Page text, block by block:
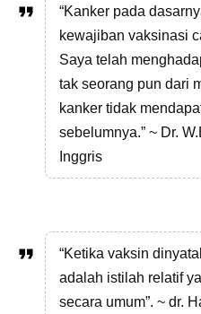
“Kanker pada
kewajiban vaksinasi
Saya telah
tak seorang pun dari
kanker tidak
sebelumnya.” ~ Dr.
Inggris
“Ketika vaksin
adalah istilah relatif
secara umum”. ~ dr.